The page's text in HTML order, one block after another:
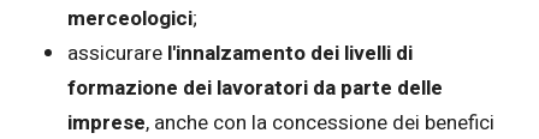
merceologici;
assicurare l'innalzamento dei livelli di
formazione dei lavoratori da parte delle
imprese, anche con la concessione dei benefici